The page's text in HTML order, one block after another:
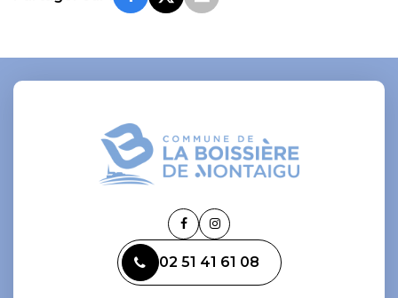
Lien
le
compte
Lien
le
compte
02 51 41 61 08